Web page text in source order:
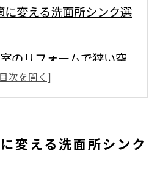
変える洗面所シンク選
のリフォームで狭い空
する秘訣
のリフォームが叶える
変える洗面所シンク